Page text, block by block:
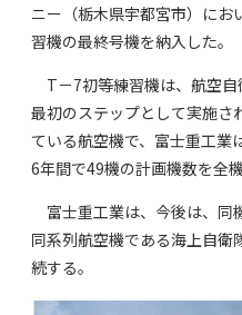
ニー（栃木県宇都宮市）に
習機の最終号機を納入した。
T－7初等練習機は、航空自
最初のステップとして実施さ
ている航空機で、富士重工業
6年間で49機の計画機数を全
富士重工業は、今後は、同
同系列航空機である海上自
続する。